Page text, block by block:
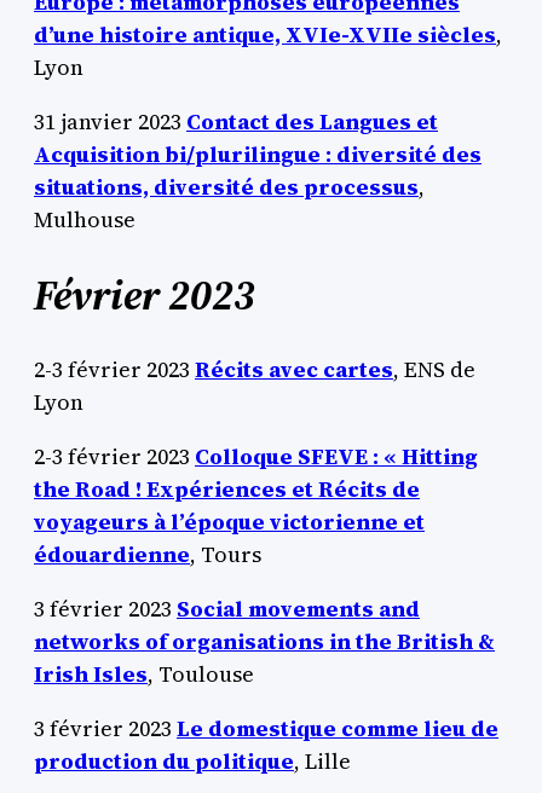
d’une histoire antique, XVIe-XVIIe siècles,
Lyon
31 janvier 2023 Contact des Langues et
Acquisition bi/plurilingue : diversité des
situations, diversité des processus,
Mulhouse
Février 2023
2-3 février 2023 Récits avec cartes, ENS de
Lyon
2-3 février 2023 Colloque SFEVE : « Hitting
the Road ! Expériences et Récits de
voyageurs à l’époque victorienne et
édouardienne, Tours
3 février 2023 Social movements and
networks of organisations in the British &
Irish Isles, Toulouse
3 février 2023 Le domestique comme lieu de
production du politique, Lille